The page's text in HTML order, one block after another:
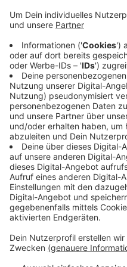
Anzeige
Im vergangenen Jahr
Neugeborenen das
Dabei geht es vor allem
wirtschaftliche Hilfen
Die
Jahr und soll frühzeitig
unterstützen, so der
Anzeige